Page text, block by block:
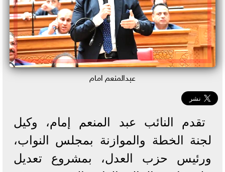
عبدالمنعم امام
تقدم النائب عبد المنعم إمام، وكيل
لجنة الخطة والموازنة بمجلس النواب،
ورئيس حزب العدل، بمشروع تعديل